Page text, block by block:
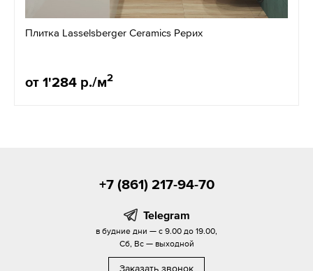
Плитка Lasselsberger Ceramics Рерих
от 1'284 р./м2
+7 (861) 217-94-70
Telegram
в будние дни — с 9.00 до 19.00,
Сб, Вс — выходной
Заказать звонок